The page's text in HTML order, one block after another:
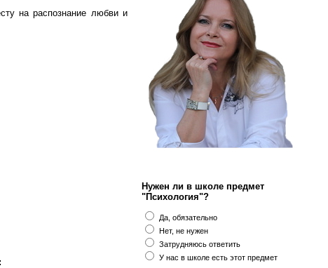
на распознание любви и
Нужен ли в школе предмет
"Психология"?
Да, обязательно
Нет, не нужен
Затрудняюсь ответить
У нас в школе есть этот предмет